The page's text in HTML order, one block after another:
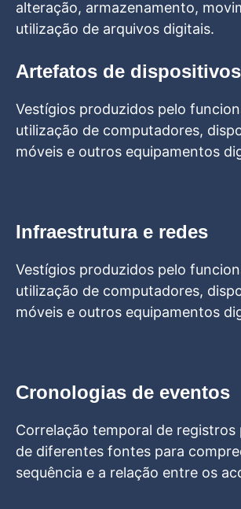
alteração, armazenamento,
utilização de arquivos digitais.
Artefatos de dispositivos
Vestígios produzidos pelo
utilização de computadores,
móveis e outros equipamentos
Infraestrutura e redes
Vestígios produzidos pelo
utilização de computadores,
móveis e outros equipamentos
Cronologias de eventos
Correlação temporal de registros
de diferentes fontes para
sequência e a relação entre os